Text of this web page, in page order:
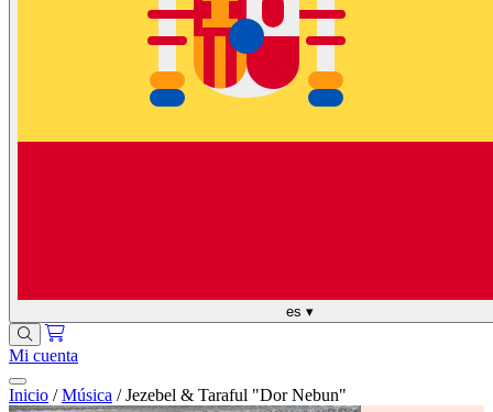
es ▾
Mi cuenta
Inicio / Música / Jezebel & Taraful "Dor Nebun"